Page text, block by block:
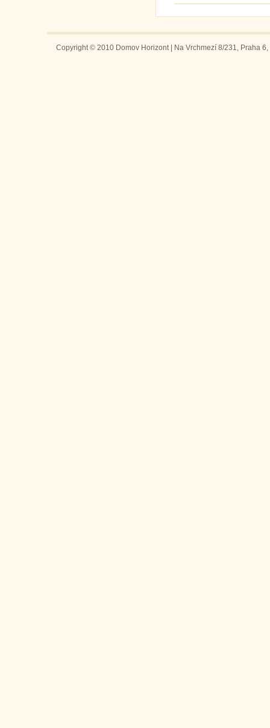
Copyright © 2010 Domov Horizont | Na Vrchmezí 8/231, Praha